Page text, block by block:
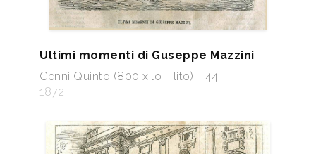
Ultimi momenti di Guseppe Mazzini
Cenni Quinto (800 xilo - lito) - 44
1872